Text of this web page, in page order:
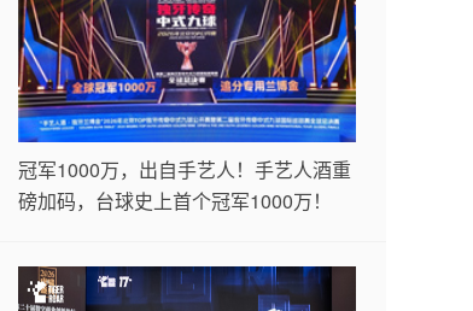
冠军1000万，出自手艺人！手艺人酒重
磅加码，台球史上首个冠军1000万！